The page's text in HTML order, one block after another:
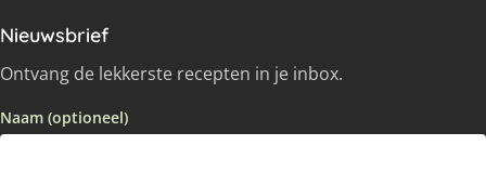
Nieuwsbrief
Ontvang de lekkerste recepten in je inbox.
Naam (optioneel)